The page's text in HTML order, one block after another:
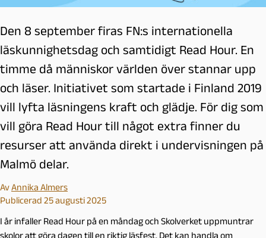
Den 8 september firas FN:s internationella
läskunnighetsdag och samtidigt Read Hour. En
timme då människor världen över stannar upp
och läser. Initiativet som startade i Finland 2019
vill lyfta läsningens kraft och glädje. För dig som
vill göra Read Hour till något extra finner du
resurser att använda direkt i undervisningen på
Malmö delar.
AvAnnika Almers
Publicerad 25 augusti 2025
I år infaller Read Hour på en måndag och Skolverket uppmuntrar
skolor att göra dagen till en riktig läsfest. Det kan handla om